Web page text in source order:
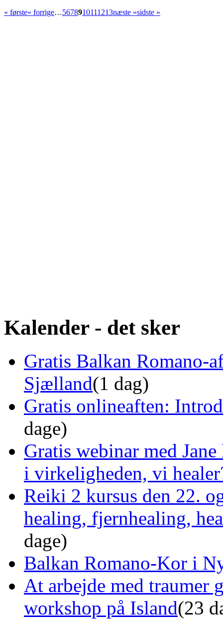
« første« forrige…5678910111213næste »sidste »
Kalender - det sker
Gratis Balkan Romano-
Sjælland(1 dag)
Gratis onlineaften:
dage)
Gratis webinar med
i virkeligheden, vi
Reiki 2 kursus den 22.
healing, fjernhealing,
dage)
Balkan Romano-Kor i
At arbejde med traumer
workshop på Island(23